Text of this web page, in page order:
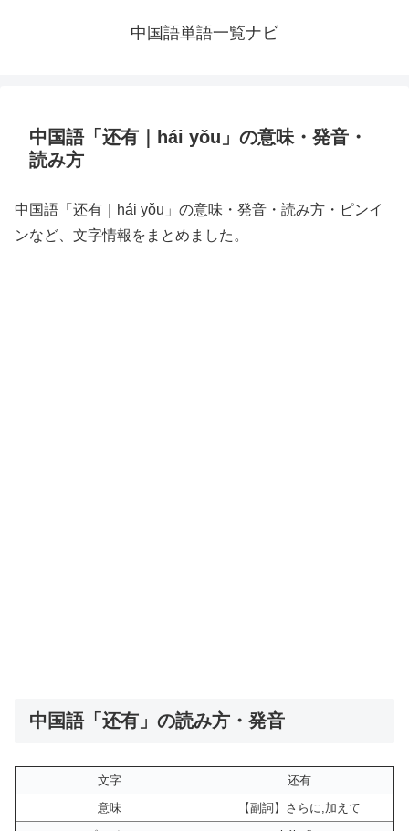
中国語単語一覧ナビ
中国語「还有｜hái yǒu」の意味・発音・
読み方
中国語「还有｜hái yǒu」の意味・発音・読み方・ピンイ
ンなど、文字情報をまとめました。
中国語「还有」の読み方・発音
文字
还有
意味
【副詞】さらに,加えて